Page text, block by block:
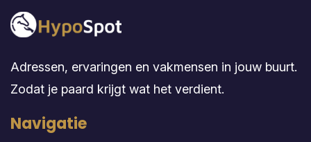
Adressen, ervaringen en vakmensen in jouw buurt.
Zodat je paard krijgt wat het verdient.
Navigatie